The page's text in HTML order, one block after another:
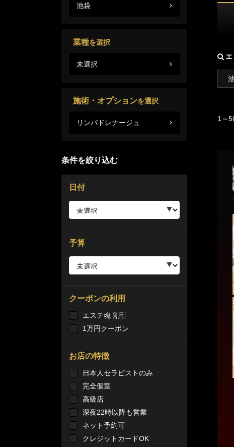
1～
東京都
池袋
業種を選択
未選択
施術・オプションを選択
リンパドレナージュ
条件を絞り込む
日付
予算
クーポンの利用
エステ魂 割引
1万円クーポン
お店の特徴
日本人セラピストのみ
完全個室
高級店
深夜22時以降も営業
ネット予約可
クレジットカードOK